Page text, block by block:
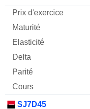
SJ7D45